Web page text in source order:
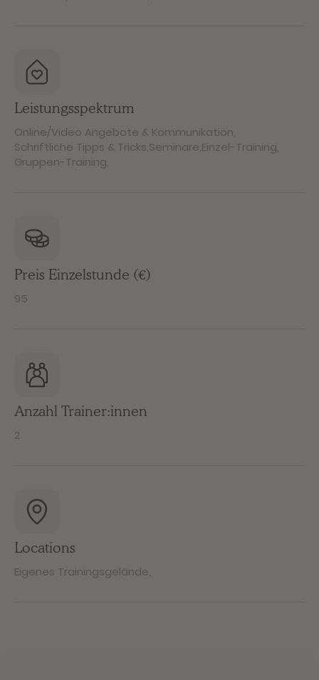
Leistungsspektrum
Online/Video Angebote & Kommunikation,
Schriftliche Tipps & Tricks,Seminare,Einzel-Training,
Gruppen-Training,
Preis Einzelstunde (€)
95
Anzahl Trainer:innen
2
Locations
Eigenes Trainingsgelände,